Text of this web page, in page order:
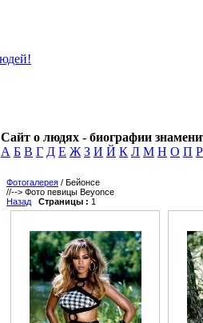
Сайт о людях - биографии
А Б В Г Д Е Ж З И Й К Л М Н О П Р
Фотогалерея / Бейонсе
//--> Фото певицы Beyonce
Назад
Страницы : 1